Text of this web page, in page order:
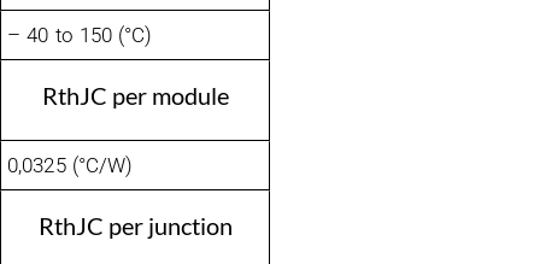
– 40 to 150 (°C)
RthJC per module
0,0325 (°C/W)
RthJC per junction